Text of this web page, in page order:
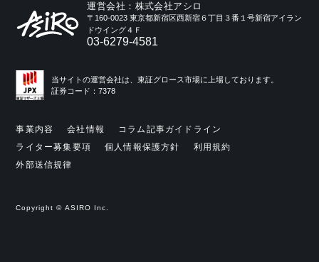
運営会社：株式会社アシロ
〒160-0023 東京都新宿区西新宿６丁目３番１号新宿アイラン
ドウイング４Ｆ
03-6279-4581
当サイトの運営会社は、東証グロース市場に上場しております。
証券コード：7378
事業内容 会社情報
コラム記事ガイドライン
ライター募集要項
個人情報保護方針
利用規約
外部送信規律
Copyright © ASIRO Inc.